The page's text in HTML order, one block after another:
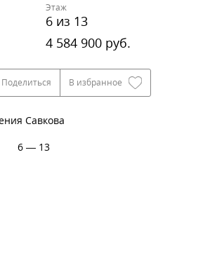
Этаж
6 из 13
4 584 900 руб.
Поделиться В избранное
Савкова
6 — 13